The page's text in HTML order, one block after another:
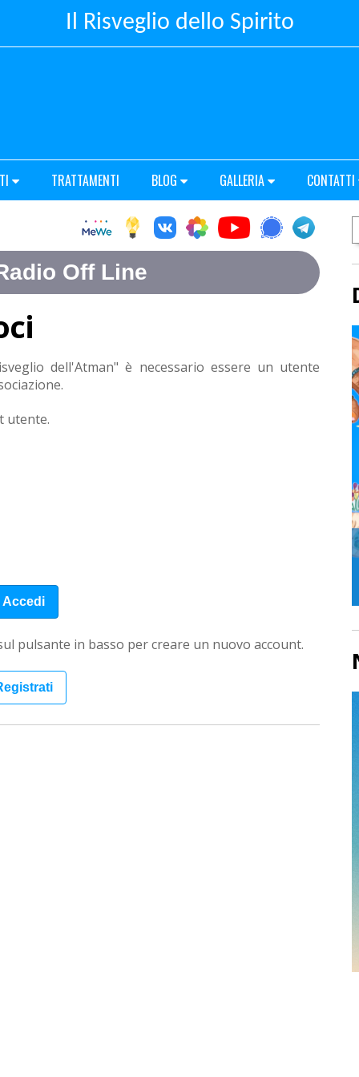
Il Risveglio dello Spirito
TRATTAMENTI BLOG GALLERIA CONTATTI
dell'Atman" è necessario essere un utente
utente.
pulsante in basso per creare un nuovo account.